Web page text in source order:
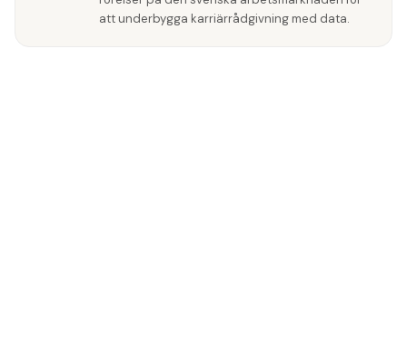
att underbygga karriärrådgivning med data.